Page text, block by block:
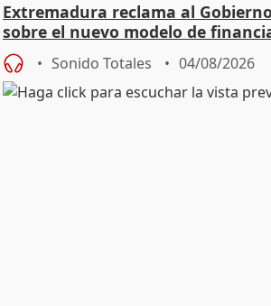
Extremadura reclama al
sobre el nuevo modelo de
Sonido Totales 04/08/2026